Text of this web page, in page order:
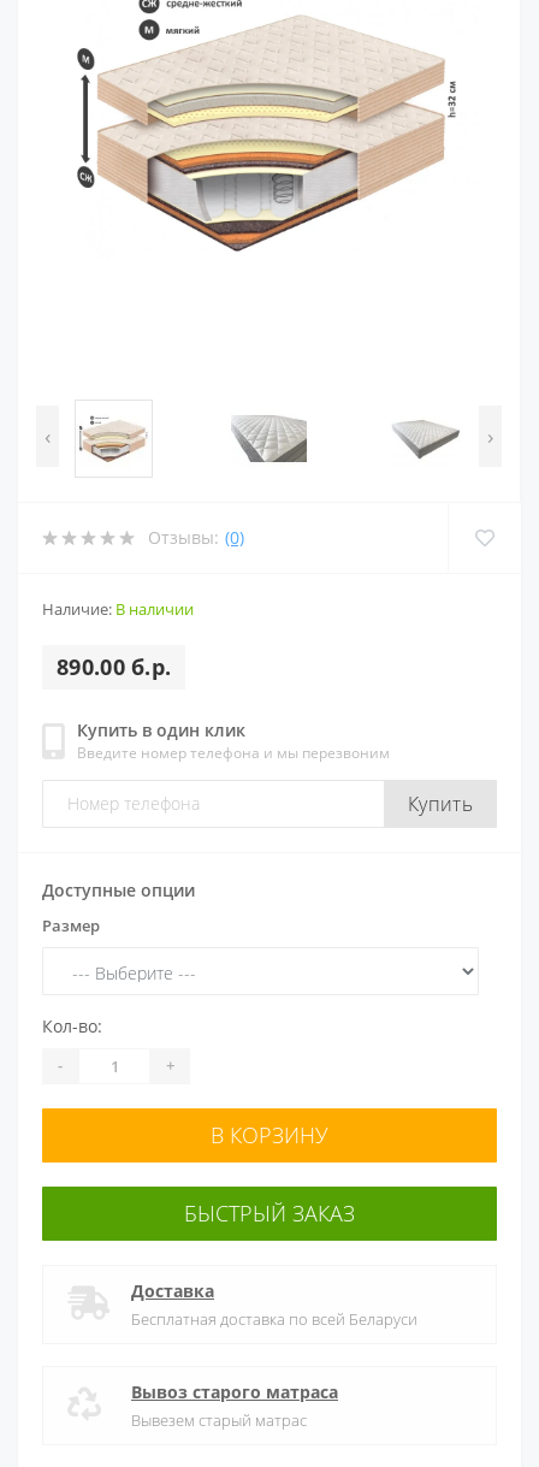
‹ ›
Отзывы: (0)
Наличие: В наличии
890.00 б.р.
Купить в один клик
Введите номер телефона и мы перезвоним
Купить
Доступные опции
Размер
Кол-во:
- +
В КОРЗИНУ
БЫСТРЫЙ ЗАКАЗ
Доставка
Бесплатная доставка по всей Беларуси
Вывоз старого матраса
Вывезем старый матрас